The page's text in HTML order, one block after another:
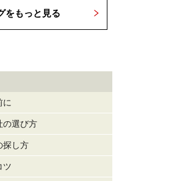
をもっと見る
に
の選び方
探し方
ツ